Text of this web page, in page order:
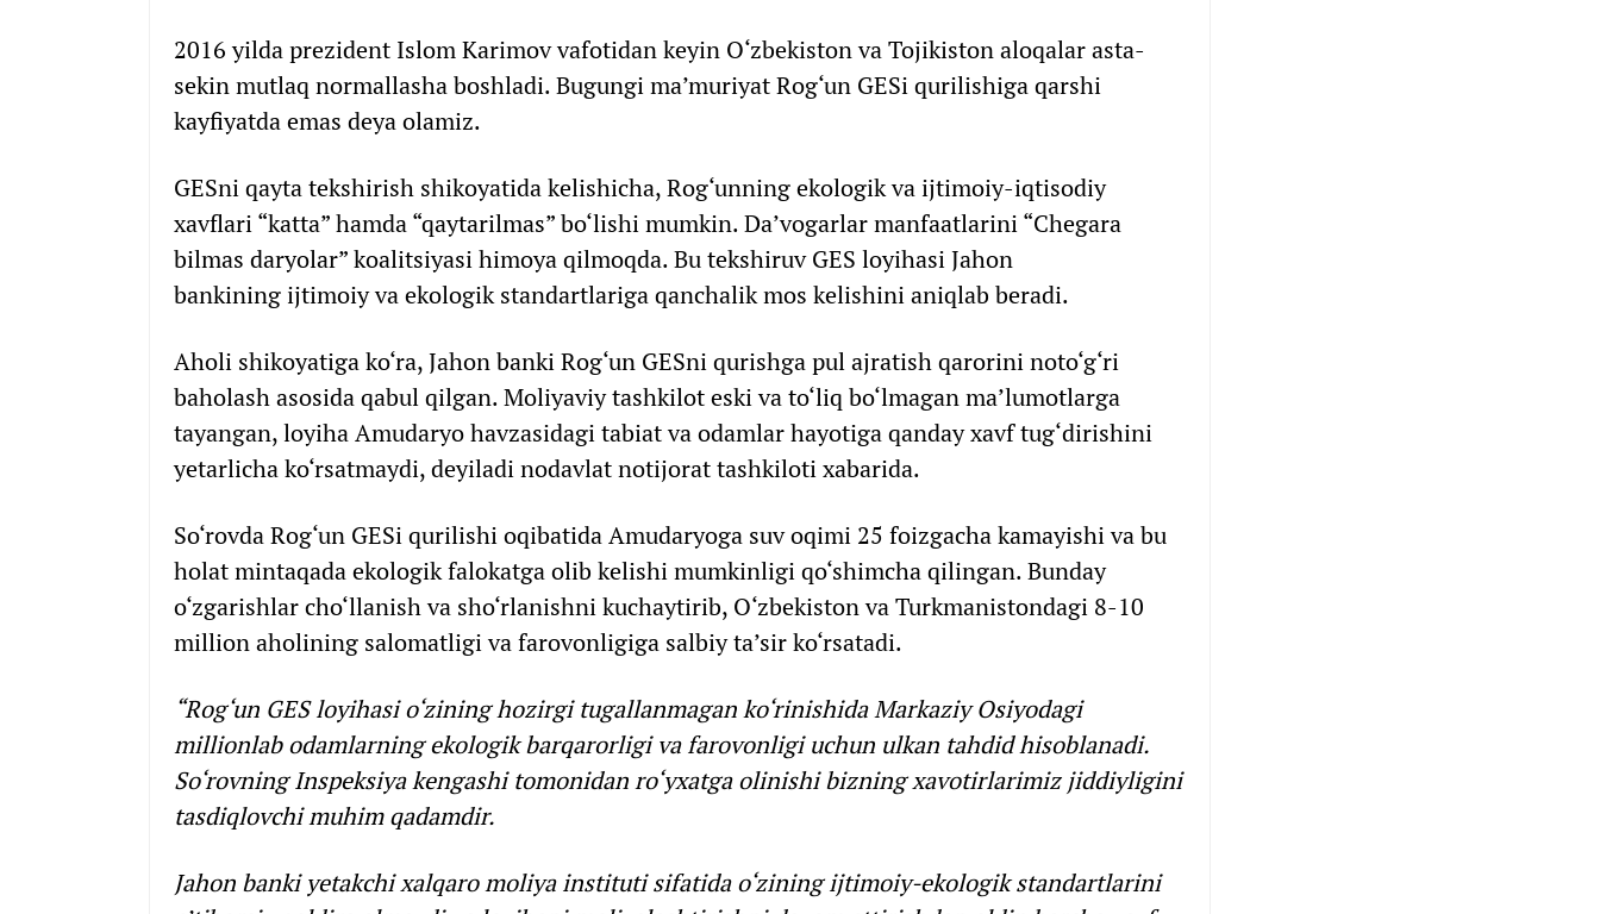
2016 yilda prezident Islom Karimov vafotidan keyin O‘zbekiston va Tojikiston aloqalar asta-
sekin mutlaq normallasha boshladi. Bugungi ma’muriyat Rog‘un GESi qurilishiga qarshi
kayfiyatda emas deya olamiz.
GESni qayta tekshirish shikoyatida kelishicha, Rog‘unning ekologik va ijtimoiy-iqtisodiy
xavflari “katta” hamda “qaytarilmas” bo‘lishi mumkin. Da’vogarlar manfaatlarini “Chegara
bilmas daryolar” koalitsiyasi himoya qilmoqda. Bu tekshiruv GES loyihasi Jahon
bankining ijtimoiy va ekologik standartlariga qanchalik mos kelishini aniqlab beradi.
Aholi shikoyatiga ko‘ra, Jahon banki Rog‘un GESni qurishga pul ajratish qarorini noto‘g‘ri
baholash asosida qabul qilgan. Moliyaviy tashkilot eski va to‘liq bo‘lmagan ma’lumotlarga
tayangan, loyiha Amudaryo havzasidagi tabiat va odamlar hayotiga qanday xavf tug‘dirishini
yetarlicha ko‘rsatmaydi, deyiladi nodavlat notijorat tashkiloti xabarida.
So‘rovda Rog‘un GESi qurilishi oqibatida Amudaryoga suv oqimi 25 foizgacha kamayishi va bu
holat mintaqada ekologik falokatga olib kelishi mumkinligi qo‘shimcha qilingan. Bunday
o‘zgarishlar cho‘llanish va sho‘rlanishni kuchaytirib, O‘zbekiston va Turkmanistondagi 8-10
million aholining salomatligi va farovonligiga salbiy ta’sir ko‘rsatadi.
“Rog‘un GES loyihasi o‘zining hozirgi tugallanmagan ko‘rinishida Markaziy Osiyodagi
millionlab odamlarning ekologik barqarorligi va farovonligi uchun ulkan tahdid hisoblanadi.
So‘rovning Inspeksiya kengashi tomonidan ro‘yxatga olinishi bizning xavotirlarimiz jiddiyligini
tasdiqlovchi muhim qadamdir.
Jahon banki yetakchi xalqaro moliya instituti sifatida o‘zining ijtimoiy-ekologik standartlarini